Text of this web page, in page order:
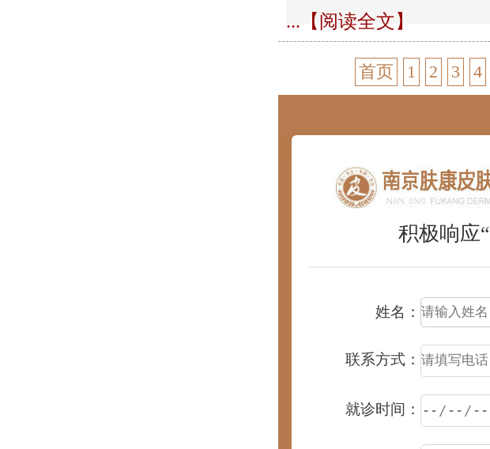
...【阅读全文】
首页 1 2 3 4
积极响应
姓名：
联系方式：
就诊时间：